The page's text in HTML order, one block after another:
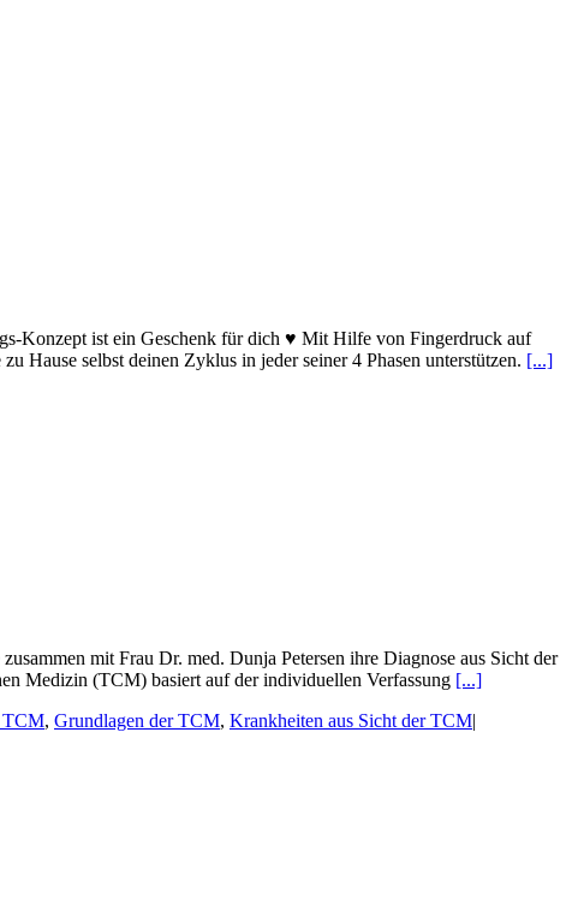
Konzept ist ein Geschenk für dich ♥ Mit Hilfe von Fingerdruck auf
Hause selbst deinen Zyklus in jeder seiner 4 Phasen unterstützen. [...]
mit Frau Dr. med. Dunja Petersen ihre Diagnose aus Sicht der
Medizin (TCM) basiert auf der individuellen Verfassung [...]
TCM, Grundlagen der TCM, Krankheiten aus Sicht der TCM|